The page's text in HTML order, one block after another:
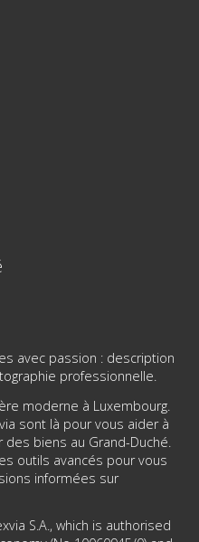
avec passion : description
professionnelle.
moderne à Luxembourg.
sont là pour vous aider à
biens au Grand-Duché.
outils avancés pour vous
informées sur
S.A., which is authorised